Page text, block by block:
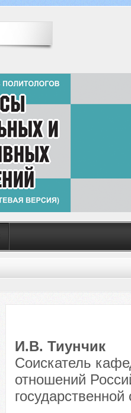
И.В. Тиунчик
Соискатель
отношений